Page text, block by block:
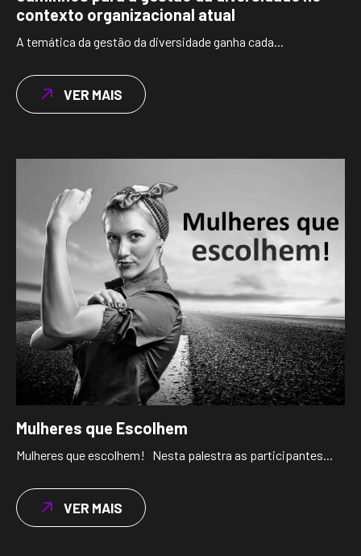
contexto organizacional atual
A temática da gestão da diversidade ganha cada...
VER MAIS
Mulheres que Escolhem
Mulheres que escolhem! Nesta palestra as participantes...
VER MAIS